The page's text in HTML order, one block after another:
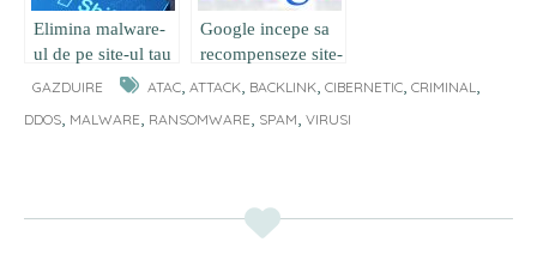
Elimina malware-
ul de pe site-ul tau
Google incepe sa
recompenseze site-
urile cu
clasare mai buna
GAZDUIRE ATAC ATTACK BACKLINK CIBERNETIC CRIMINAL
DDOS MALWARE RANSOMWARE SPAM VIRUSI